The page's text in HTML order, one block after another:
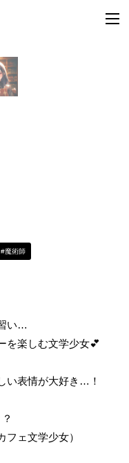
t
o
#魔術師
い…
を楽しむ文学少女💕
い表情が大好き…！
ェ文学少女）